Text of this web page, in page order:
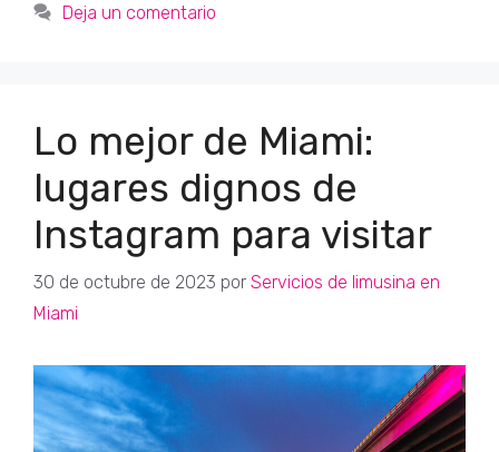
Deja un comentario
Lo mejor de Miami:
lugares dignos de
Instagram para visitar
30 de octubre de 2023 por Servicios de limusina en
Miami